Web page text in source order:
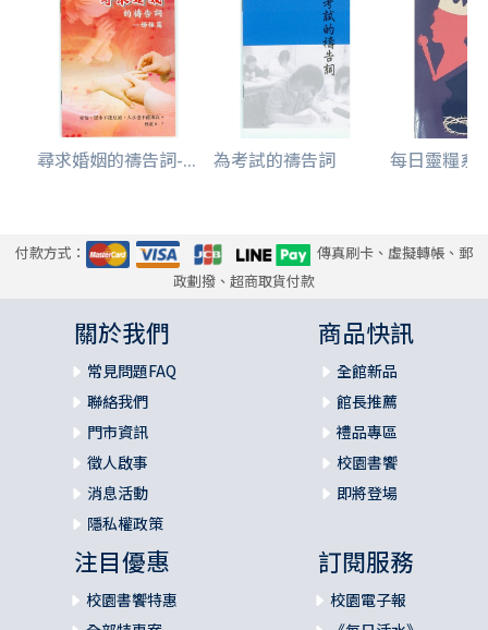
尋求婚姻的禱告詞-... 為考試的禱告詞 每日靈糧系
付款方式：
傳真刷卡、虛擬轉帳、郵
政劃撥、超商取貨付款
關於我們
常見問題FAQ
聯絡我們
門市資訊
徵人啟事
消息活動
隱私權政策
商品快訊
全館新品
館長推薦
禮品專區
校園書饗
即將登場
注目優惠
校園書饗特惠
訂閱服務
校園電子報